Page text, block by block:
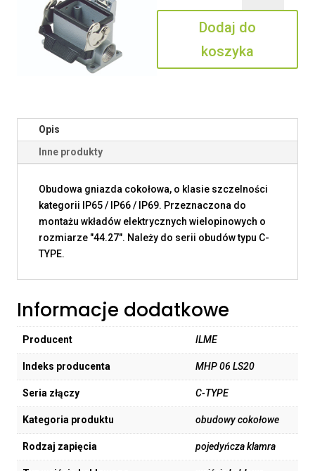
06
LS20
Dodaj do
koszyka
Opis
Inne produkty
Obudowa gniazda cokołowa, o klasie szczelności
kategorii IP65 / IP66 / IP69. Przeznaczona do
montażu wkładów elektrycznych wielopinowych o
rozmiarze "44.27". Należy do serii obudów typu C-
TYPE.
Informacje dodatkowe
Producent ILME
Indeks producenta MHP 06 LS20
Seria złączy C-TYPE
Kategoria produktu obudowy cokołowe
Rodzaj zapięcia pojedyńcza klamra